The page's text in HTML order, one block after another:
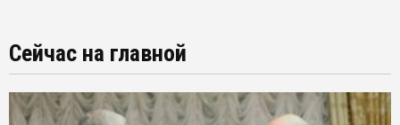
Сейчас на главной